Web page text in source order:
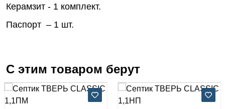
Керамзит - 1 комплект.
Паспорт – 1 шт.
С этим товаром берут